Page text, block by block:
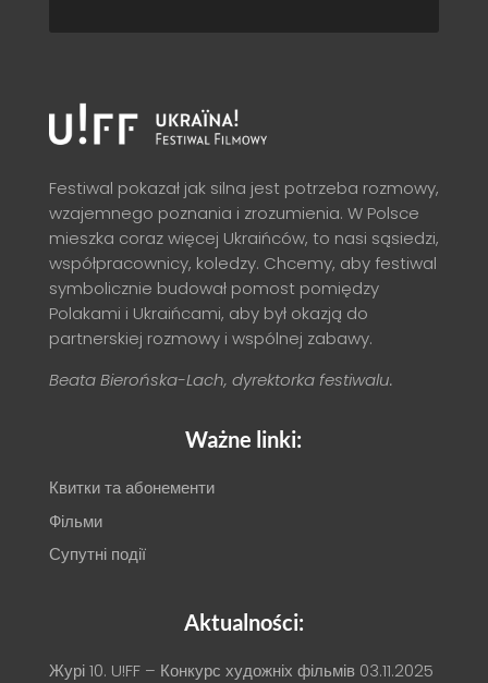
Festiwal pokazał jak silna jest potrzeba rozmowy,
wzajemnego poznania i zrozumienia. W Polsce
mieszka coraz więcej Ukraińców, to nasi sąsiedzi,
współpracownicy, koledzy. Chcemy, aby festiwal
symbolicznie budował pomost pomiędzy
Polakami i Ukraińcami, aby był okazją do
partnerskiej rozmowy i wspólnej zabawy.
Beata Bierońska-Lach, dyrektorka festiwalu.
Ważne linki:
Квитки та абонементи
Фільми
Супутні події
Aktualności:
Журі 10. U!FF – Конкурс художніх фільмів 03.11.2025